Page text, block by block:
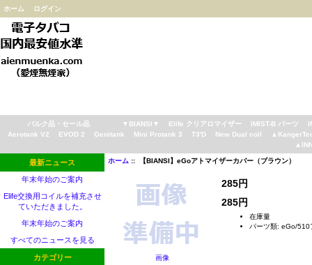
ホーム ログイン
バルク品・セール品 ▼BIANSI▼ Elife クリアロマイザー IMIST-B パーツ
Aerotank V2
EVOD 2 Genitank Mini Protank 3 T3'D New Dual coil
最新ニュース
年末年始のご案内
Elife交換用コイルを補充させ
ていただきました。
年末年始のご案内
すべてのニュースを見る
カテゴリー
ホーム :: 【BIANSI】eGoアトマイザーカバー（ブラウン）
画像
285円
285円
在庫量
パーツ類: eGo/510